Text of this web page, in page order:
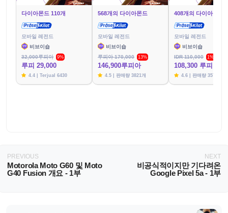
다이아몬드 110개
모바일 레전드
비브이숍
32,000루피아
9%
루피 29,000
4.4 | Terjual 6430
568개의 다이아몬드
모바일 레전드
비브이숍
루피아 170,000
13%
146,900루피아
4.5 | 판매량 3821개
408개의 다이아몬드
모바일 레전드
비브이숍
IDR 110,000
1%
108,300 루피아
4.6 | 판매량 3576개
PREVIOUS
Motorola Moto G60 및 Moto
G40 Fusion 개요 - 1부
NEXT
비공식적이지만 기다려온
Google Pixel 5a - 1부